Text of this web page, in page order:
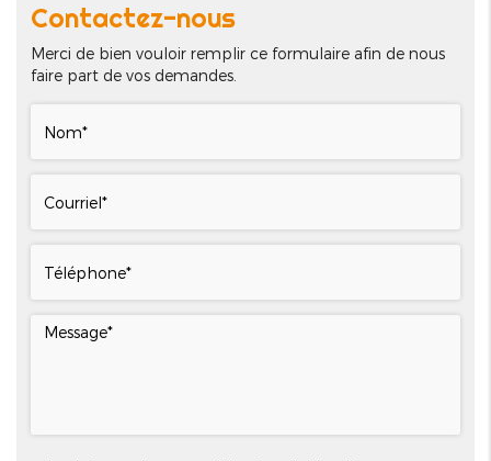
Contactez-nous
Merci de bien vouloir remplir ce formulaire afin de nous
faire part de vos demandes.